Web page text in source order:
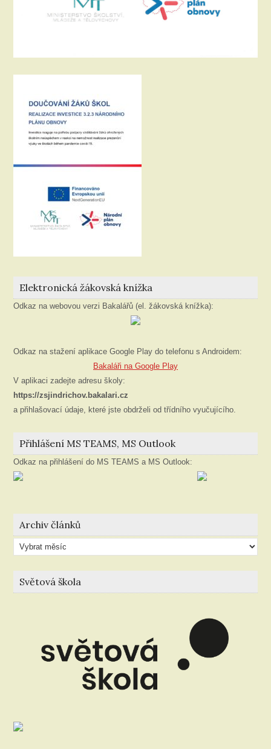
Elektronická žákovská knížka
Odkaz na webovou verzi Bakalářů (el. žákovská knížka):
Odkaz na stažení aplikace Google Play do telefonu s Androidem:
Bakaláři na Google Play
V aplikaci zadejte adresu školy:
https://zsjindrichov.bakalari.cz
a přihlašovací údaje, které jste obdrželi od třídního vyučujícího.
Přihlášení MS TEAMS, MS Outlook
Odkaz na přihlášení do MS TEAMS a MS Outlook:
Archiv článků
Archiv
článků
Světová škola